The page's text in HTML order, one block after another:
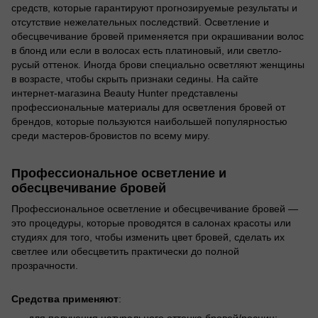
средств, которые гарантируют прогнозируемые результаты и
отсутствие нежелательных последствий. Осветление и
обесцвечивание бровей применяется при окрашивании волос
в блонд или если в волосах есть платиновый, или светло-
русый оттенок. Иногда брови специально осветляют женщины
в возрасте, чтобы скрыть признаки седины. На сайте
интернет-магазина Beauty Hunter представлены
профессиональные материалы для осветления бровей от
брендов, которые пользуются наибольшей популярностью
среди мастеров-бровистов по всему миру.
Профессиональное осветление и
обесцвечивание бровей
Профессиональное осветление и обесцвечивание бровей —
это процедуры, которые проводятся в салонах красоты или
студиях для того, чтобы изменить цвет бровей, сделать их
светлее или обесцветить практически до полной
прозрачности.
Средства применяют: